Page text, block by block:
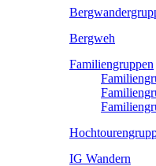
Bergweh
Familiengruppen
IG Wandern